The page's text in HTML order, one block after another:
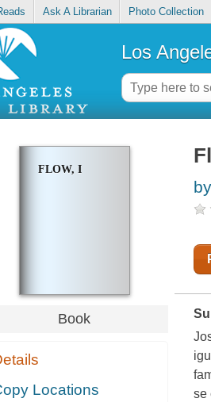
Ask A Librarian Photo Collection
Los
FLOW, I
Book
Locations
se